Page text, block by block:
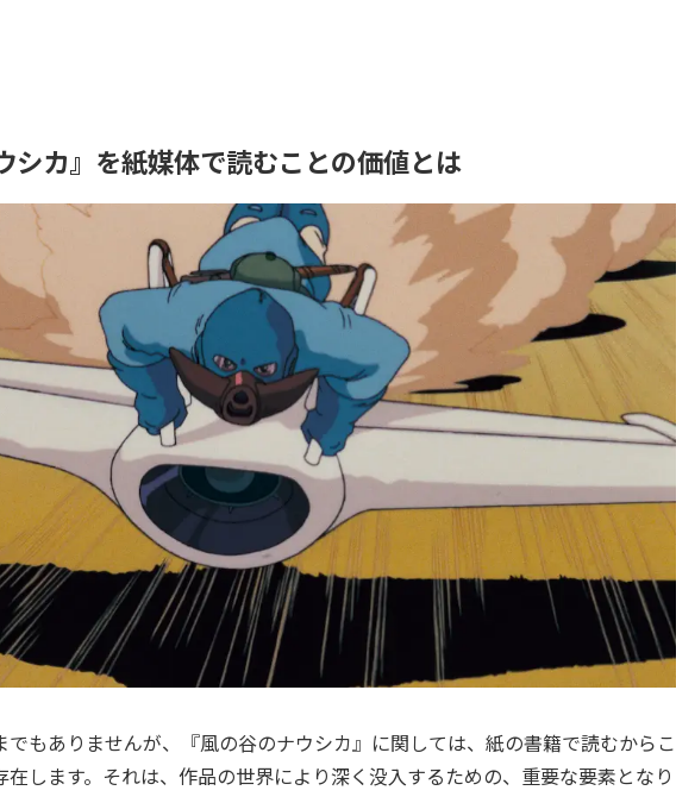
シカ』を紙媒体で読むことの価値とは
もありませんが、『風の谷のナウシカ』に関しては、紙の書籍で読むからこ
します。それは、作品の世界により深く没入するための、重要な要素となり